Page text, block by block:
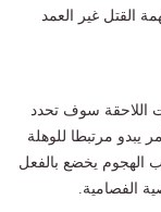
ويمثل المتهم "31 عاما" بتهمة القتل غير العمد
اللاحقة سوف تحدد
يبدو مرتبطا للوهلة
الهجوم يخضع بالفعل
الفصامية.